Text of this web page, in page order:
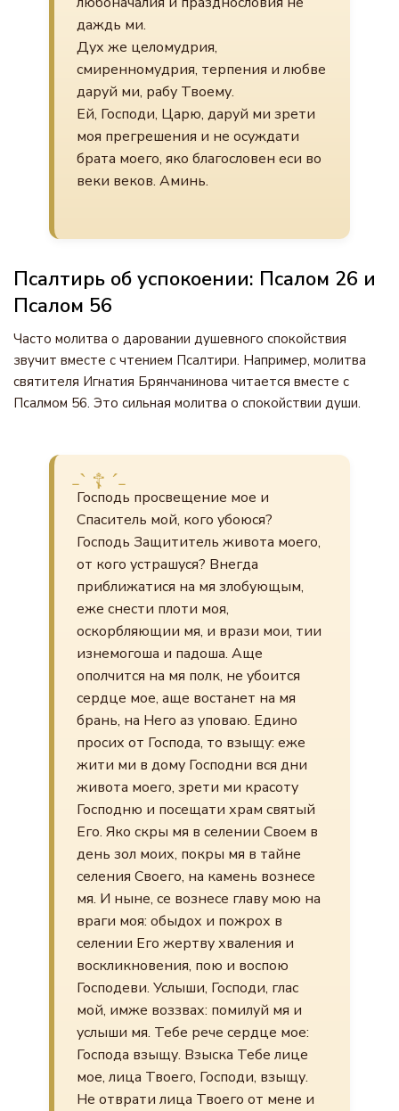
даждь ми.
Дух же целомудрия,
смиренномудрия, терпения и любве
даруй ми, рабу Твоему.
Ей, Господи, Царю, даруй ми зрети
моя прегрешения и не осуждати
брата моего, яко благословен еси во
веки веков. Аминь.
Псалтирь об успокоении: Псалом 26 и
Псалом 56
Часто молитва о даровании душевного спокойствия
звучит вместе с чтением Псалтири. Например, молитва
святителя Игнатия Брянчанинова читается вместе с
Псалмом 56. Это сильная молитва о спокойствии души.
Господь просвещение мое и
Спаситель мой, кого убоюся?
Господь Защититель живота моего,
от кого устрашуся? Внегда
приближатися на мя злобующым,
еже снести плоти моя,
оскорбляющии мя, и врази мои, тии
изнемогоша и падоша. Аще
ополчится на мя полк, не убоится
сердце мое, аще востанет на мя
брань, на Него аз уповаю. Едино
просих от Господа, то взыщу: еже
жити ми в дому Господни вся дни
живота моего, зрети ми красоту
Господню и посещати храм святый
Его. Яко скры мя в селении Своем в
день зол моих, покры мя в тайне
селения Своего, на камень вознесе
мя. И ныне, се вознесе главу мою на
враги моя: обыдох и пожрох в
селении Его жертву хваления и
воскликновения, пою и воспою
Господеви. Услыши, Господи, глас
мой, имже воззвах: помилуй мя и
услыши мя. Тебе рече сердце мое:
Господа взыщу. Взыска Тебе лице
мое, лица Твоего, Господи, взыщу.
Не отврати лица Твоего от мене и